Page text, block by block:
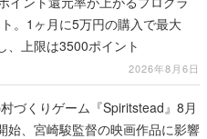
。1ヶ月に5万円の購入で最大
、上限は3500ポイント
2026年8月6日
づくりゲーム『Spiritstead』8月
始、宮崎駿監督の映画作品に影響